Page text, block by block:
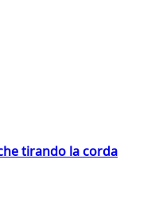
tirando la corda